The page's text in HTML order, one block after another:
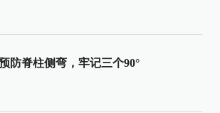
防脊柱侧弯，牢记三个90°